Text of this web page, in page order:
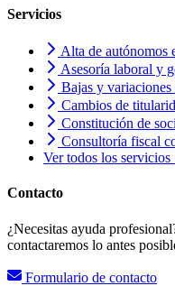
Servicios
Alta de autónomos
Asesoría laboral y
Bajas y
Cambios de
Constitución de
Consultoría fiscal
Ver todos los
Contacto
¿Necesitas ayuda
contactaremos lo antes
Formulario de contacto